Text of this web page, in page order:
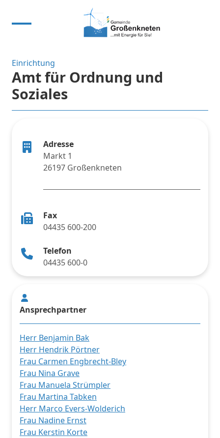
Einrichtung
Amt für Ordnung und
Soziales
Ansprechpartner
Herr Benjamin Bak
Herr Hendrik Pörtner
Frau Carmen Engbrecht-Bley
Frau Nina Grave
Frau Manuela Strümpler
Frau Martina Tabken
Herr Marco Evers-Wolderich
Frau Nadine Ernst
Frau Kerstin Korte
Adresse
Markt 1
26197 Großenkneten
Fax
04435 600-200
Telefon
04435 600-0